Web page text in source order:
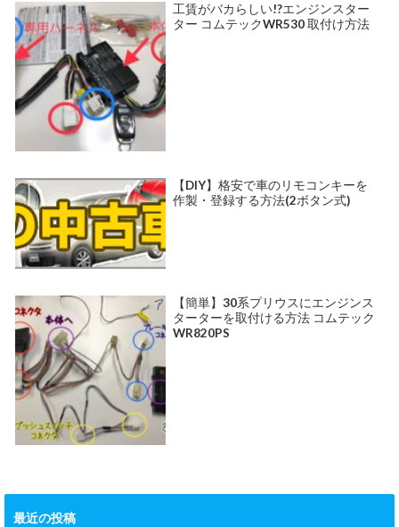
工賃がバカらしい!?エンジンスター
ター コムテックWR530 取付け方法
【DIY】格安で車のリモコンキーを
作製・登録する方法(2ボタン式)
【簡単】30系プリウスにエンジンス
ターターを取付ける方法 コムテック
WR820PS
最近の投稿